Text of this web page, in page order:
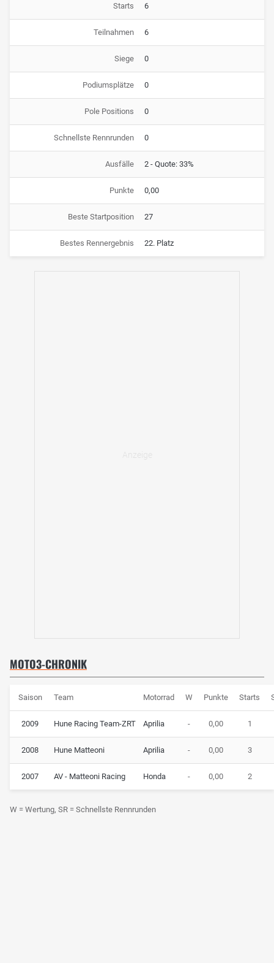
Starts 6
Teilnahmen 6
Siege 0
Podiumsplätze 0
Pole Positions 0
Schnellste Rennrunden 0
Ausfälle 2 - Quote: 33%
Punkte 0,00
Beste Startposition 27
Bestes Rennergebnis 22. Platz
MOTO3-CHRONIK
Saison Team Motorrad W Punkte Starts
2009 Hune Racing Team-ZRT Aprilia - 0,00 1
2008 Hune Matteoni Aprilia - 0,00 3
2007 AV - Matteoni Racing Honda - 0,00 2
W = Wertung, SR = Schnellste Rennrunden